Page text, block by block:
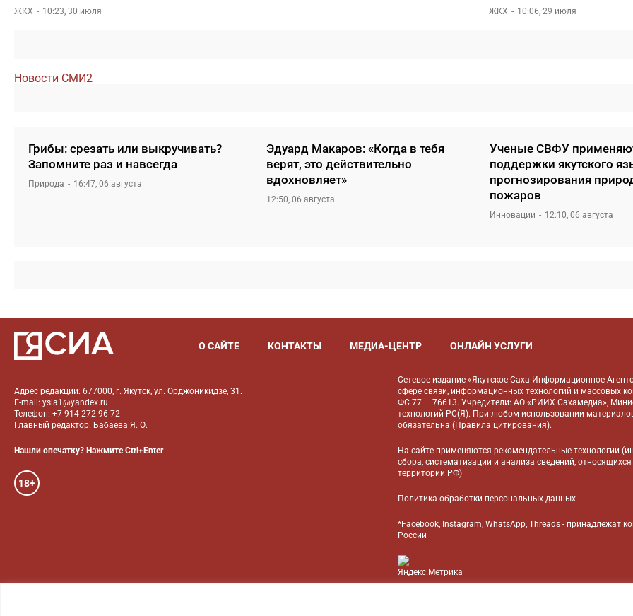
ЖКХ 10:23, 30 июля ЖКХ 10:06, 29 июля
Новости СМИ2
Грибы: срезать или выкручивать?
Запомните раз и навсегда
Природа 16:47, 06 августа
Эдуард Макаров: «Когда в тебя
верят, это действительно
вдохновляет»
12:50, 06 августа
Ученые СВФУ
поддержки якутского
прогнозирования
пожаров
Инновации 12:10, 06 августа
О САЙТЕ КОНТАКТЫ МЕДИА-ЦЕНТР ОНЛАЙН УСЛУГИ
Адрес редакции: 677000, г. Якутск, ул. Орджоникидзе, 31.
E-mail: ysia1@yandex.ru
Телефон: +7-914-272-96-72
Главный редактор: Бабаева Я. О.
Нашли опечатку? Нажмите Ctrl+Enter
18+
Сетевое издание «Якутское-Саха Информационное
сфере связи, информационных технологий и массовых
ФС 77 — 76613. Учредители: АО «РИИХ Сахамедиа»,
технологий РС(Я). При любом использовании
обязательна (Правила цитирования).
На сайте применяютсярекомендательные технологии
сбора, систематизации и анализа сведений,
территории РФ)
Политика обработки персональных данных
*Facebook, Instagram, WhatsApp, Threads - принадлежат
России